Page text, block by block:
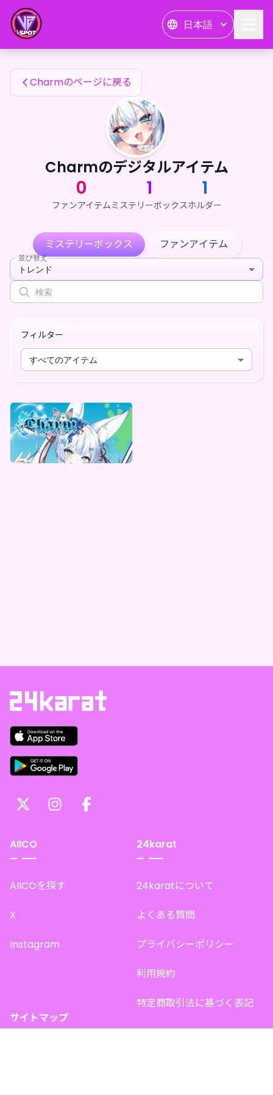
日本語
Charmのファンアイテム
Charmのページに戻る
Charmのデジタルアイテム
0
ファンアイテム
1
ミステリーボックス
1
ホルダー
ミステリーボックス ファンアイテム
並び替え
トレンド
フィルター
すべてのアイテム
Charm
Charm デジタルBOX（全5種）
最低価格
¥1,000
AIICO
AIICOを探す
X
Instagram
24karat
24karatについて
よくある質問
プライバシーポリシー
利用規約
特定商取引法に基づく表記
サイトマップ
Charmのファンアイテム — 24karat